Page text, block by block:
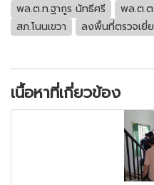
พล.ต.ท.ฐากูร นัทธีศรี
พล.ต.
สภ.โนนเขวา
ลงพื้นที่ตรวจเยี่
เนื้อหาที่เกี่ยวข้อง